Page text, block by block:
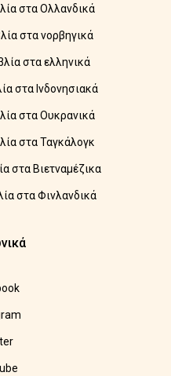
στα Ολλανδικά
στα νορβηγικά
στα ελληνικά
στα Ινδονησιακά
στα Ουκρανικά
στα Ταγκάλογκ
στα Βιετναμέζικα
στα Φινλανδικά